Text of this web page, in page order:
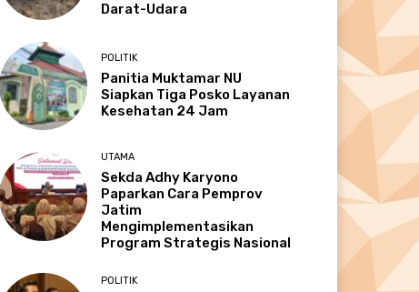
Darat-Udara
POLITIK
Panitia Muktamar NU
Siapkan Tiga Posko Layanan
Kesehatan 24 Jam
UTAMA
Sekda Adhy Karyono
Paparkan Cara Pemprov
Jatim
Mengimplementasikan
Program Strategis Nasional
POLITIK